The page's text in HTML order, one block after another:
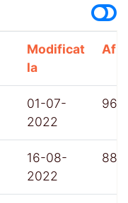
Modificat
la
01-07-
2022
968
16-08-
2022
886